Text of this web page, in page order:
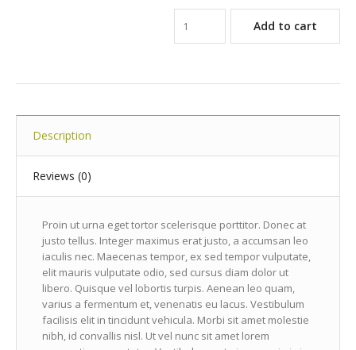
Add to cart
Description
Reviews (0)
Proin ut urna eget tortor scelerisque porttitor. Donec at
justo tellus. Integer maximus erat justo, a accumsan leo
iaculis nec. Maecenas tempor, ex sed tempor vulputate,
elit mauris vulputate odio, sed cursus diam dolor ut
libero. Quisque vel lobortis turpis. Aenean leo quam,
varius a fermentum et, venenatis eu lacus. Vestibulum
facilisis elit in tincidunt vehicula. Morbi sit amet molestie
nibh, id convallis nisl. Ut vel nunc sit amet lorem